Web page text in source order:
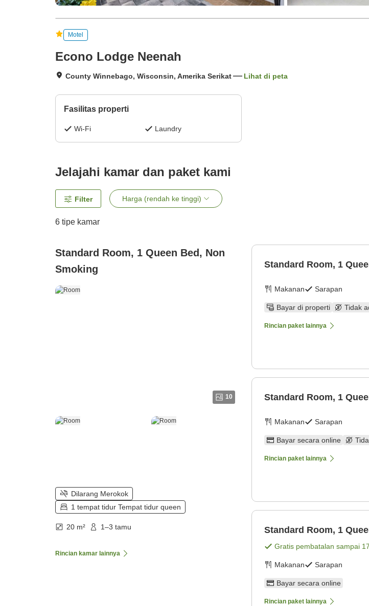
Motel
Econo Lodge Neenah
County Winnebago, Wisconsin, Amerika Serikat Lihat di peta
Fasilitas properti
Wi-Fi Laundry
Jelajahi kamar dan paket kami
Filter Harga (rendah ke tinggi)
6 tipe kamar
Standard Room, 1 Queen Bed, Non
Smoking
10
Dilarang Merokok
1 tempat tidur Tempat tidur queen
20 m² 1–3 tamu
Rincian kamar lainnya
Standard Room, 1
Makanan Sarapan
Bayar di properti Tidak
Rincian paket lainnya
Standard Room, 1
Makanan Sarapan
Bayar secara online
Rincian paket lainnya
Standard Room, 1
Gratis pembatalan sampai
Makanan Sarapan
Bayar secara online
Rincian paket lainnya